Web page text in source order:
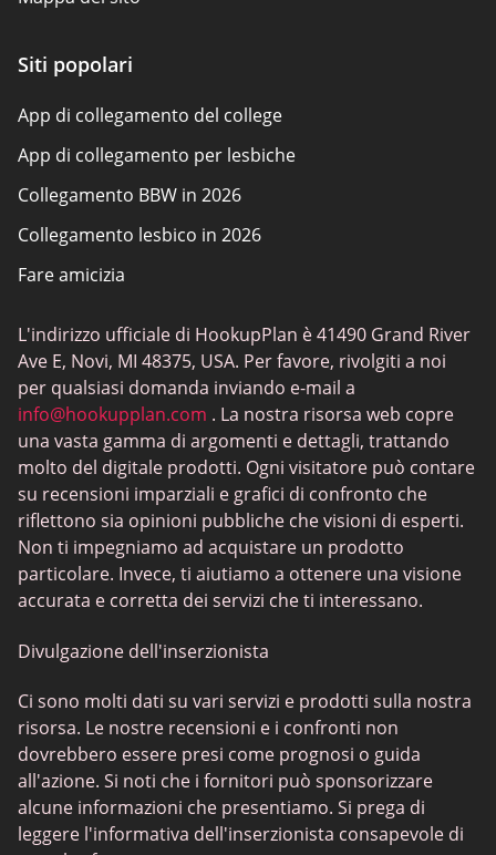
Panoramica della politica
Siti popolari
App di collegamento del college
App di collegamento per lesbiche
Collegamento BBW in 2026
Collegamento lesbico in 2026
Fare amicizia
L'indirizzo ufficiale di HookupPlan è 41490 Grand River
Ave E, Novi, MI 48375, USA. Per favore, rivolgiti a noi
per qualsiasi domanda inviando e-mail a
info@hookupplan.com . La nostra risorsa web copre
una vasta gamma di argomenti e dettagli, trattando
molto del digitale prodotti. Ogni visitatore può contare
su recensioni imparziali e grafici di confronto che
riflettono sia opinioni pubbliche che visioni di esperti.
Non ti impegniamo ad acquistare un prodotto
particolare. Invece, ti aiutiamo a ottenere una visione
accurata e corretta dei servizi che ti interessano.
Divulgazione dell'inserzionista
Ci sono molti dati su vari servizi e prodotti sulla nostra
risorsa. Le nostre recensioni e i confronti non
dovrebbero essere presi come prognosi o guida
all'azione. Si noti che i fornitori può sponsorizzare
alcune informazioni che presentiamo. Si prega di
leggere l'informativa dell'inserzionista consapevole di